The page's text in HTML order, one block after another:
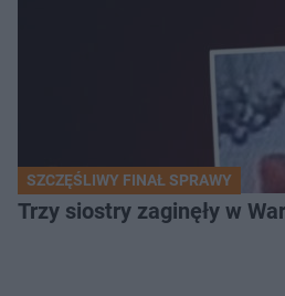
SZCZĘŚLIWY FINAŁ SPRAWY
Trzy siostry zaginęły w